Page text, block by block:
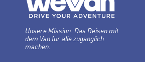
Unsere Mission: Das Reisen mit
dem Van für alle zugänglich
machen.